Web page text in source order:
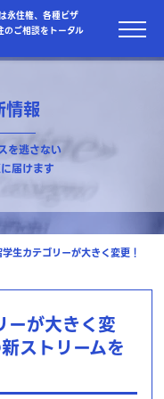
永住権、各種ビザ
のご相談をトータル
情報
を逃さない
届けます
生カテゴリーが大きく変更！
が大きく変
ストリームを